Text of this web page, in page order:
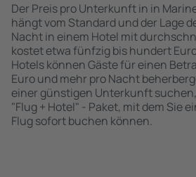
Der Preis pro Unterkunft in in
hängt vom Standard und der Lage
Nacht in einem Hotel mit
kostet etwa fünfzig bis hundert
Hotels können Gäste für einen
Euro und mehr pro Nacht
einer günstigen Unterkunft
"Flug + Hotel" - Paket, mit dem Sie
Flug sofort buchen können.